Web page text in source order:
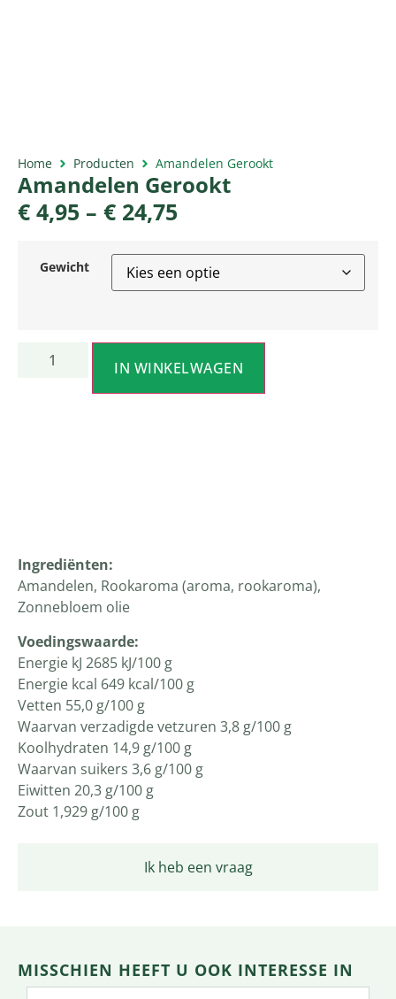
Home Producten Amandelen Gerookt
Amandelen Gerookt
€ 4,95 – € 24,75
Gewicht
IN WINKELWAGEN
Ik heb een vraag
Ingrediënten:
Amandelen, Rookaroma (aroma, rookaroma),
Zonnebloem olie
Voedingswaarde:
Energie kJ 2685 kJ/100 g
Energie kcal 649 kcal/100 g
Vetten 55,0 g/100 g
Waarvan verzadigde vetzuren 3,8 g/100 g
Koolhydraten 14,9 g/100 g
Waarvan suikers 3,6 g/100 g
Eiwitten 20,3 g/100 g
Zout 1,929 g/100 g
MISSCHIEN HEEFT U OOK INTERESSE IN